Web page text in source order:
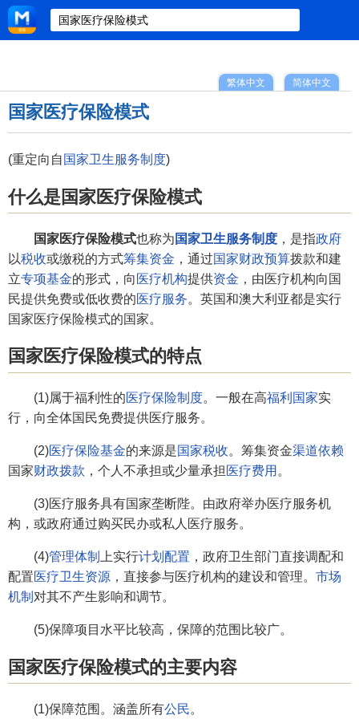
简体中文
繁体中文
国家医疗保险模式
(重定向自 国家卫生服务制度)
什么是国家医疗保险模式
国家医疗保险模式也称为 国家卫生服务制度 ，是指政府
以税收或缴税的方式筹集资金 ，通过国家财政预算拨款和建
立专项基金的形式，向 医疗机构提供资金 ，由医疗机构向国
民提供免费或低收费的医疗服务。英国和澳大利亚都是实行
国家医疗保险模式的国家。
国家医疗保险模式的特点
(1)属于福利性的医疗保险制度。一般在高福利国家实
行，向全体国民免费提供医疗服务。
(2)医疗保险基金的来源是国家税收。筹集资金渠道依赖
国家财政拨款 ，个人不承担或少量承担 医疗费用 。
(3)医疗服务具有国家垄断陛。由政府举办医疗服务机
构，或政府通过购买民办或私人医疗服务。
(4)管理体制 上实行计划配置 ，政府卫生部门直接调配和
配置医疗卫生资源 ，直接参与医疗机构的建设和管理。 市场
机制 对其不产生影响和调节。
(5)保障项目水平比较高，保障的范围比较广。
国家医疗保险模式的主要内容
(1)保障范围。涵盖所有公民。